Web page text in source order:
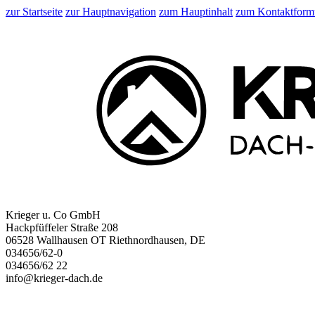
zur Startseite zur Hauptnavigation zum Hauptinhalt zum
Krieger u. Co GmbH
Hackpfüffeler Straße 208
06528 Wallhausen OT Riethnordhausen, DE
034656/62-0
034656/62 22
info@krieger-dach.de